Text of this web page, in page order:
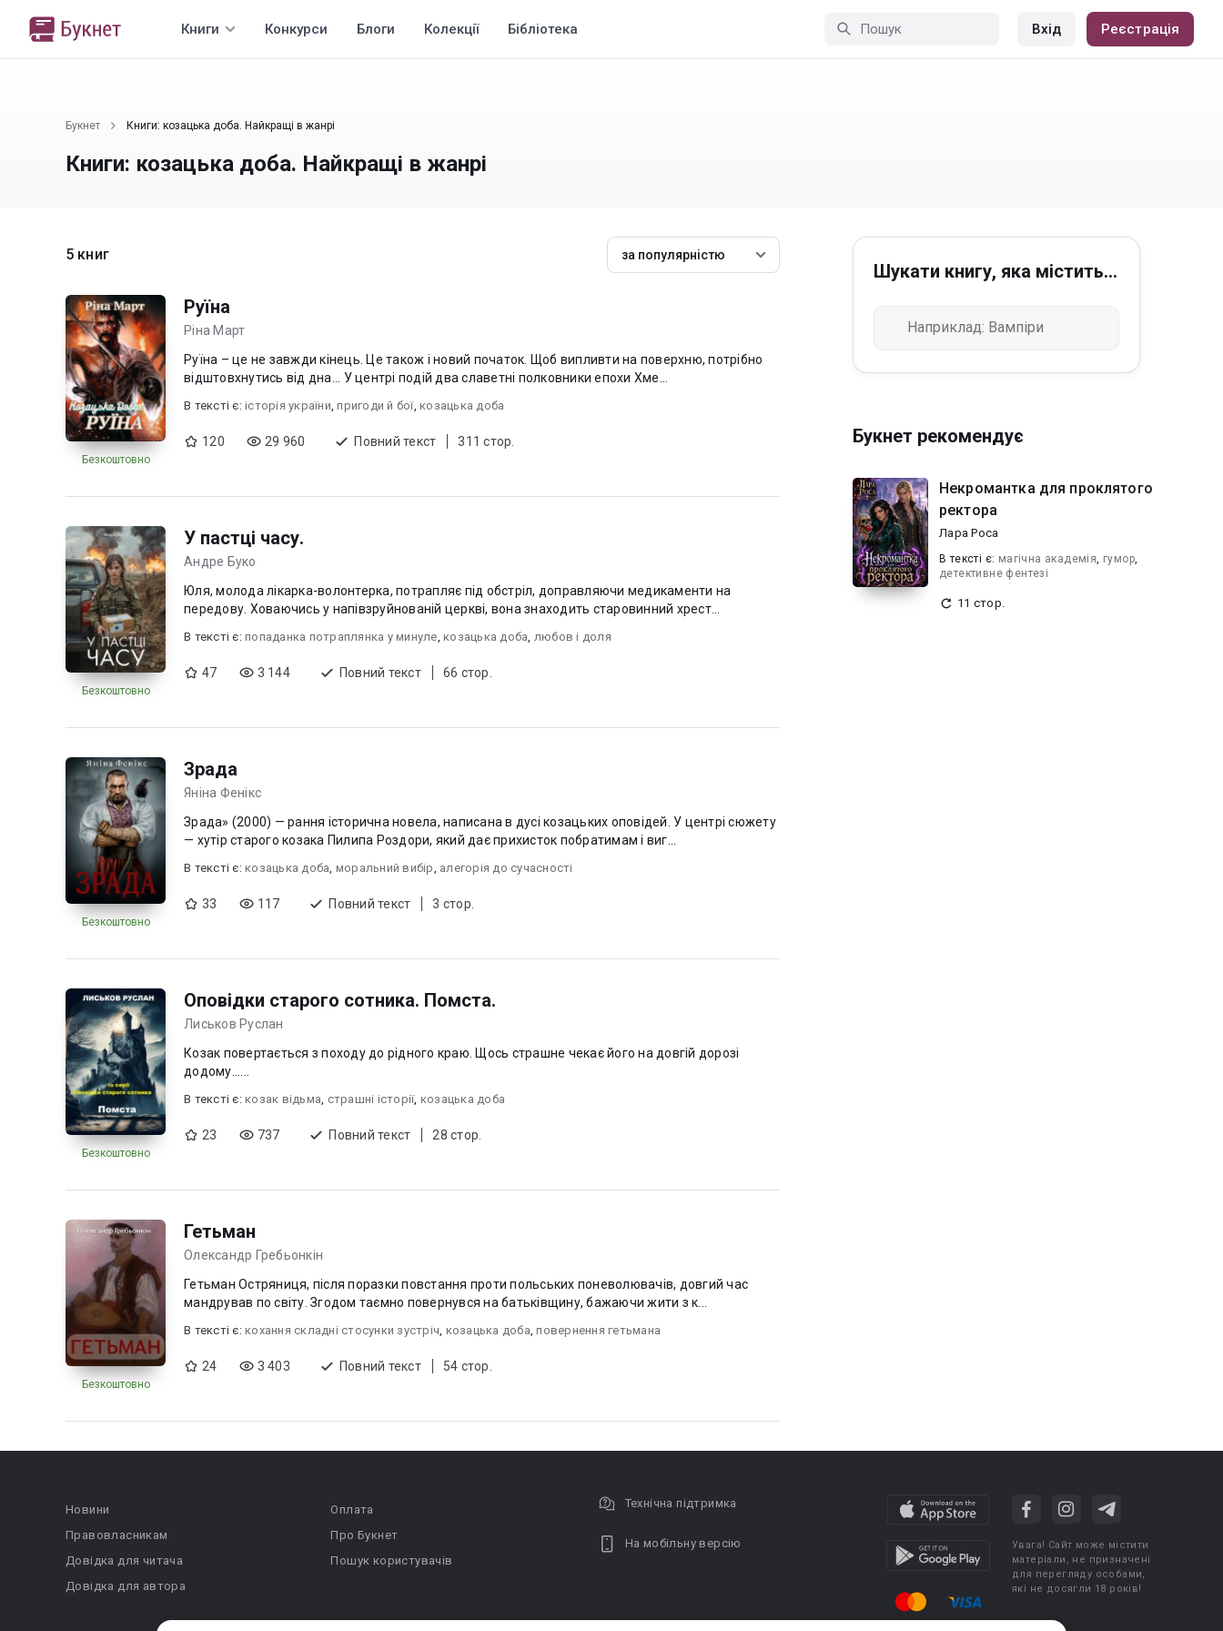
Книги Конкурси Блоги Колекції Бібліотека Вхід Реєстрація
Букнет Книги: козацька доба. Найкращі в жанрі
Книги: козацька доба. Найкращі в жанрі
5 книг за популярністю
Безкоштовно
Руїна
Ріна Март
Руїна – це не завжди кінець. Це також і новий початок. Щоб випливти на поверхню, потрібно
відштовхнутись від дна... У центрі подій два славетні полковники епохи Хме...
В текcті є: історія україни,пригоди й бої, козацька доба
120 29 960 Повний текст 311 стор.
Безкоштовно
У пастці часу.
Андре Буко
Юля, молода лікарка-волонтерка, потрапляє під обстріл, доправляючи медикаменти на
передову. Ховаючись у напівзруйнованій церкві, вона знаходить старовинний хрест...
В текcті є: попаданка потраплянка у минуле, козацька доба, любов i доля
47 3 144 Повний текст 66 стор.
Безкоштовно
Зрада
Яніна Фенікс
Зрада» (2000) — рання історична новела, написана в дусі козацьких оповідей. У центрі сюжету
— хутір старого козака Пилипа Роздори, який дає прихисток побратимам і виг...
В текcті є: козацька доба, моральний вибір, алегорія до сучасності
33 117 Повний текст 3 стор.
Безкоштовно
Оповідки старого сотника. Помста.
Лиськов Руслан
Козак повертається з походу до рідного краю. Щось страшне чекає його на довгій дорозі
додому......
В текcті є: козак відьма, страшні історії, козацька доба
23 737 Повний текст 28 стор.
Безкоштовно
Гетьман
Олександр Гребьонкін
Гетьман Остряниця, після поразки повстання проти польських поневолювачів, довгий час
мандрував по світу. Згодом таємно повернувся на батьківщину, бажаючи жити з к...
В текcті є: кохання складні стосунки зустріч, козацька доба,повернення гетьмана
24 3 403 Повний текст 54 стор.
Шукати книгу, яка містить...
Букнет рекомендує
Некромантка для проклятого
ректора
Лара Роса
В текcті є: магічна академія, гумор,
детективне фентезі
11 стор.
Новини
Правовласникам
Довідка для читача
Довідка для автора
Оплата
Про Букнет
Пошук користувачів
Технічна підтримка
На мобільну версію
Увага! Сайт може містити
матеріали, не призначені
для перегляду особами,
які не досягли 18 років!